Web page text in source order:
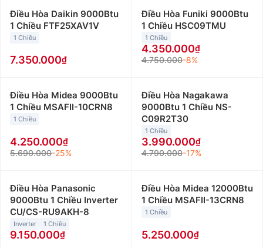
mình. Dưới đây là thông tin chi tiết hơn về các loại này
dựa trên công suất và phân khúc giá:
Điều hòa LG 9000Btu
Điều hòa LG 9000btu phù hợp
với những không gian nhỏ dưới 15m2 như phòng ngủ,
triệu đồng/máy.
Điều hòa LG 12000Btu
Điều hòa LG 12000btu thường
được lắp đặt cho những không gian có diện tích từ 15
đến dưới 20m2 như phòng khách, phòng làm việc…
Điều hòa LG 18000Btu:Điều hòa LG 18000btu phù
hợp với những không gian có diện tích từ 20 đến dưới
30m2 như phòng làm việc, cửa hàng hay phòng họp…
Giá bán điều hòa LG 18000btu giao động từ 10 triệu
Điều Hòa Daikin 9000Btu
1 Chiều FTF25XAV1V
1 Chiều
7.350.000
Điều Hòa Funiki 9000Btu
1 Chiều HSC09TMU
1 Chiều
4.350.000
4.750.000-8%
Điều Hòa Midea 9000Btu
1 Chiều MSAFII-10CRN8
1 Chiều
4.250.000
5.690.000-25%
Điều Hòa Nagakawa
9000Btu 1 Chiều NS-
C09R2T30
1 Chiều
3.990.000
4.790.000-17%
Điều Hòa Panasonic
9000Btu 1 Chiều Inverter
CU/CS-RU9AKH-8
Inverter 1 Chiều
9.150.000
Điều Hòa Midea 12000Btu
1 Chiều MSAFII-13CRN8
1 Chiều
5.250.000